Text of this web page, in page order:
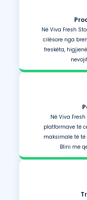
Në Viva Fresh
cilësore nga
freskëta,
Në Viva
platformave të
maksimale të
Blini me